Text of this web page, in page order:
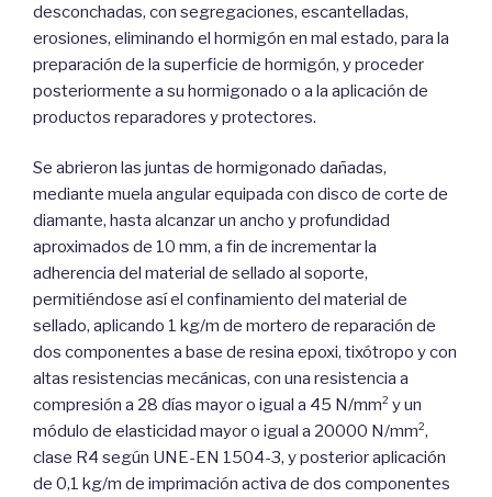
desconchadas, con segregaciones, escantelladas,
erosiones, eliminando el hormigón en mal estado, para la
preparación de la superficie de hormigón, y proceder
posteriormente a su hormigonado o a la aplicación de
productos reparadores y protectores.
Se abrieron las juntas de hormigonado dañadas,
mediante muela angular equipada con disco de corte de
diamante, hasta alcanzar un ancho y profundidad
aproximados de 10 mm, a fin de incrementar la
adherencia del material de sellado al soporte,
permitiéndose así el confinamiento del material de
sellado, aplicando 1 kg/m de mortero de reparación de
dos componentes a base de resina epoxi, tixótropo y con
altas resistencias mecánicas, con una resistencia a
compresión a 28 días mayor o igual a 45 N/mm² y un
módulo de elasticidad mayor o igual a 20000 N/mm²,
clase R4 según UNE-EN 1504-3, y posterior aplicación
de 0,1 kg/m de imprimación activa de dos componentes